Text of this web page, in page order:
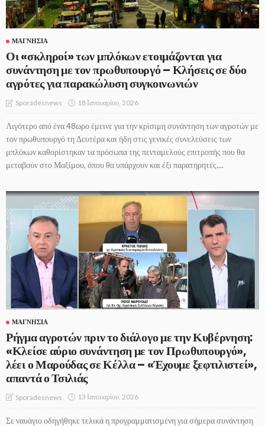
ΜΑΓΝΗΣΊΑ
Οι «σκληροί» των μπλόκων ετοιμάζονται για
συνάντηση με τον πρωθυπουργό – Κλήσεις σε δύο
αγρότες για παρακώλυση συγκοινωνιών
Sporadesnews 18 Ιανουαρίου, 2026
Λιγότερο από ένα 48ωρο έμεινε για την κρίσιμη συνάντηση των αγροτών με
τον πρωθυπουργό τη Δευτέρα και ήδη στις γενικές συνελεύσεις των
μπλόκων καθορίστηκαν τα πρόσωπα της πενταμελούς επιτροπής που θα
μεταβούν στο Μαξίμου, όπου θα υπάρχουν και έξι παρατηρητές....
ΜΑΓΝΗΣΊΑ
Ρήγμα αγροτών πριν το διάλογο με την Κυβέρνηση:
«Κλείσε αύριο συνάντηση με τον Πρωθυπουργό»,
λέει ο Μαρούδας σε Κέλλα – «Έχουμε ξεφτιλιστεί»,
απαντά ο Τσιλιάς
Sporadesnews 13 Ιανουαρίου, 2026
Σε ναυάγιο οδηγήθηκε τελικά η προγραμματισμένη για σήμερα συνάντηση